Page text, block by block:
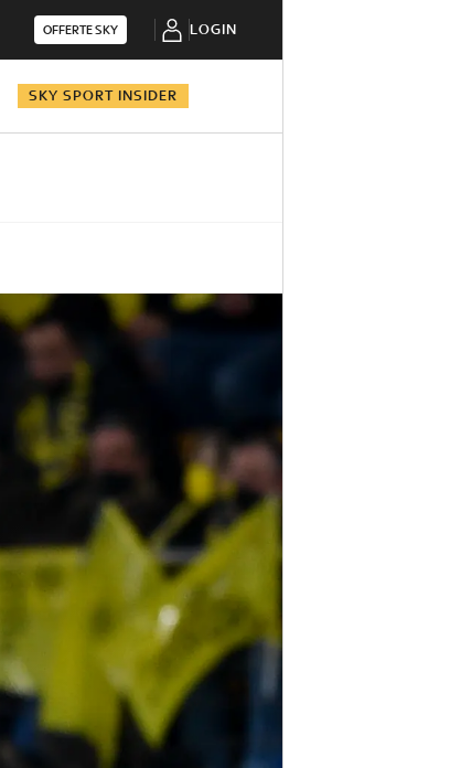
OFFERTE SKY LOGIN
SKY SPORT INSIDER